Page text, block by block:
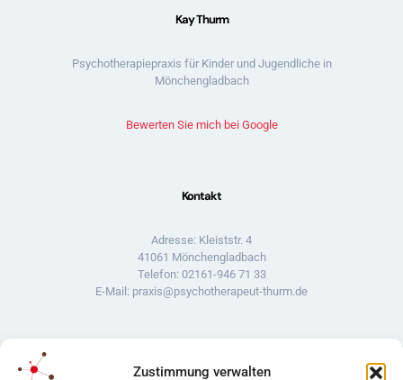
Zustimmung verwalten
Kay Thurm
Psychotherapiepraxis für Kinder und Jugendliche in
Mönchengladbach
Bewerten Sie mich bei Google
Kontakt
Adresse: Kleiststr. 4
41061 Mönchengladbach
Telefon: 02161-946 71 33
E-Mail: praxis@psychotherapeut-thurm.de